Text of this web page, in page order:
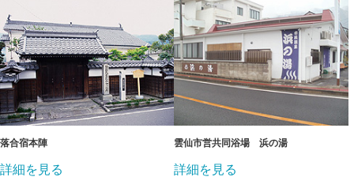
落合宿本陣
詳細を見る
雲仙市営共同浴場 浜の湯
詳細を見る